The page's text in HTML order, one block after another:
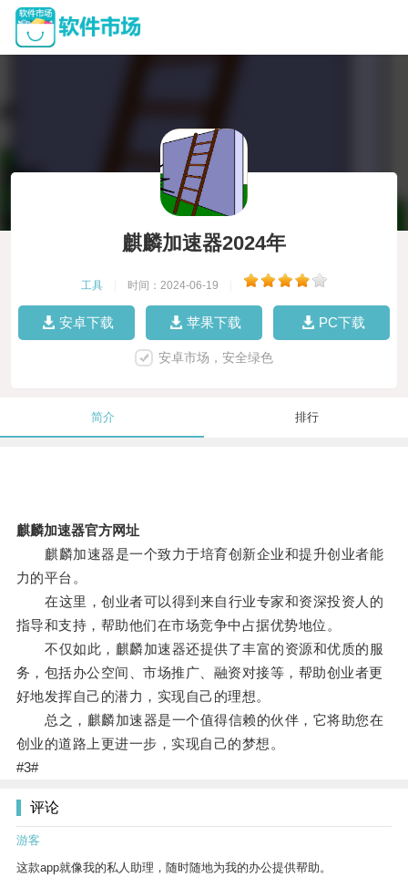
麒麟加速器2024年
工具 时间：2024-06-19
安卓下载 苹果下载 PC下载
安卓市场，安全绿色
简介 排行
麒麟加速器官方网址
麒麟加速器是一个致力于培育创新企业和提升创业者能
力的平台。
在这里，创业者可以得到来自行业专家和资深投资人的
指导和支持，帮助他们在市场竞争中占据优势地位。
不仅如此，麒麟加速器还提供了丰富的资源和优质的服
务，包括办公空间、市场推广、融资对接等，帮助创业者更
好地发挥自己的潜力，实现自己的理想。
总之，麒麟加速器是一个值得信赖的伙伴，它将助您在
创业的道路上更进一步，实现自己的梦想。
#3#
评论
游客
这款app就像我的私人助理，随时随地为我的办公提供帮助。